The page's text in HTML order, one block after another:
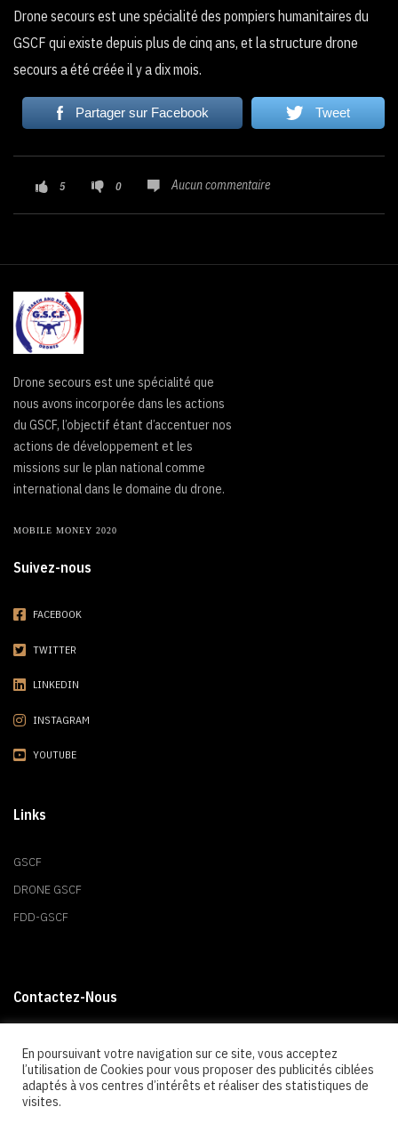
Drone secours est une spécialité des pompiers humanitaires du
GSCF qui existe depuis plus de cinq ans, et la structure drone
secours a été créée il y a dix mois.
Partager sur Facebook Tweet
5 0 Aucun commentaire
Drone secours est une spécialité que
nous avons incorporée dans les actions
du GSCF, l’objectif étant d’accentuer nos
actions de développement et les
missions sur le plan national comme
international dans le domaine du drone.
MOBILE MONEY 2020
Suivez-nous
FACEBOOK
TWITTER
LINKEDIN
INSTAGRAM
YOUTUBE
Links
GSCF
DRONE GSCF
FDD-GSCF
Contactez-Nous
GSCF
BP 80222
En poursuivant votre navigation sur ce site, vous acceptez
l’utilisation de Cookies pour vous proposer des publicités ciblées
adaptés à vos centres d’intérêts et réaliser des statistiques de
visites.